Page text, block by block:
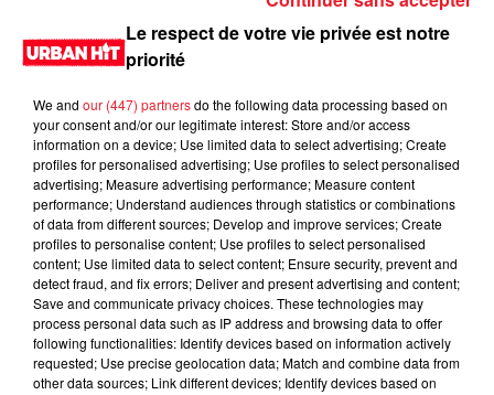
La République démocratique du Congo fait face à une
épidémie d'Ebola alarmante avec plus de 100 morts et 395
cas suspects.
18 mai 2026
Le respect de votre vie privée est notre
priorité
We and our (447) partnersdo the following data processing based on
your consent and/or our legitimate interest: Store and/or access
information on a device; Use limited data to select advertising; Create
profiles for personalised advertising; Use profiles to select personalised
advertising; Measure advertising performance; Measure content
performance; Understand audiences through statistics or combinations
of data from different sources; Develop and improve services; Create
profiles to personalise content; Use profiles to select personalised
content; Use limited data to select content; Ensure security, prevent and
detect fraud, and fix errors; Deliver and present advertising and content;
Save and communicate privacy choices. These technologies may
process personal data such as IP address and browsing data to offer
following functionalities: Identify devices based on information actively
requested; Use precise geolocation data; Match and combine data from
other data sources; Link different devices; Identify devices based on